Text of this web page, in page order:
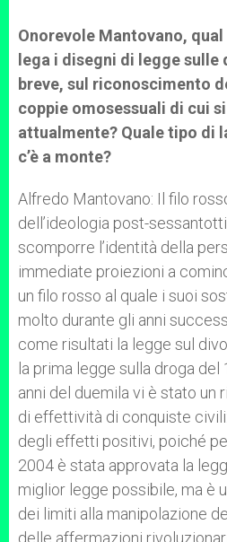
Onorevole Mantovano,
lega i disegni di legge
breve, sul riconoscimento
coppie omosessuali di cui
attualmente? Quale tipo di
c’è a monte?
Alfredo Mantovano: Il filo
dell’ideologia post-
scomporre l’identità della
immediate proiezioni a
un filo rosso al quale i suoi
molto durante gli anni
come risultati la legge sul
la prima legge sulla droga
anni del duemila vi è stato un
di effettività di conquiste
degli effetti positivi, poiché
2004 è stata approvata la
miglior legge possibile, ma è
dei limiti alla manipolazione
delle affermazioni